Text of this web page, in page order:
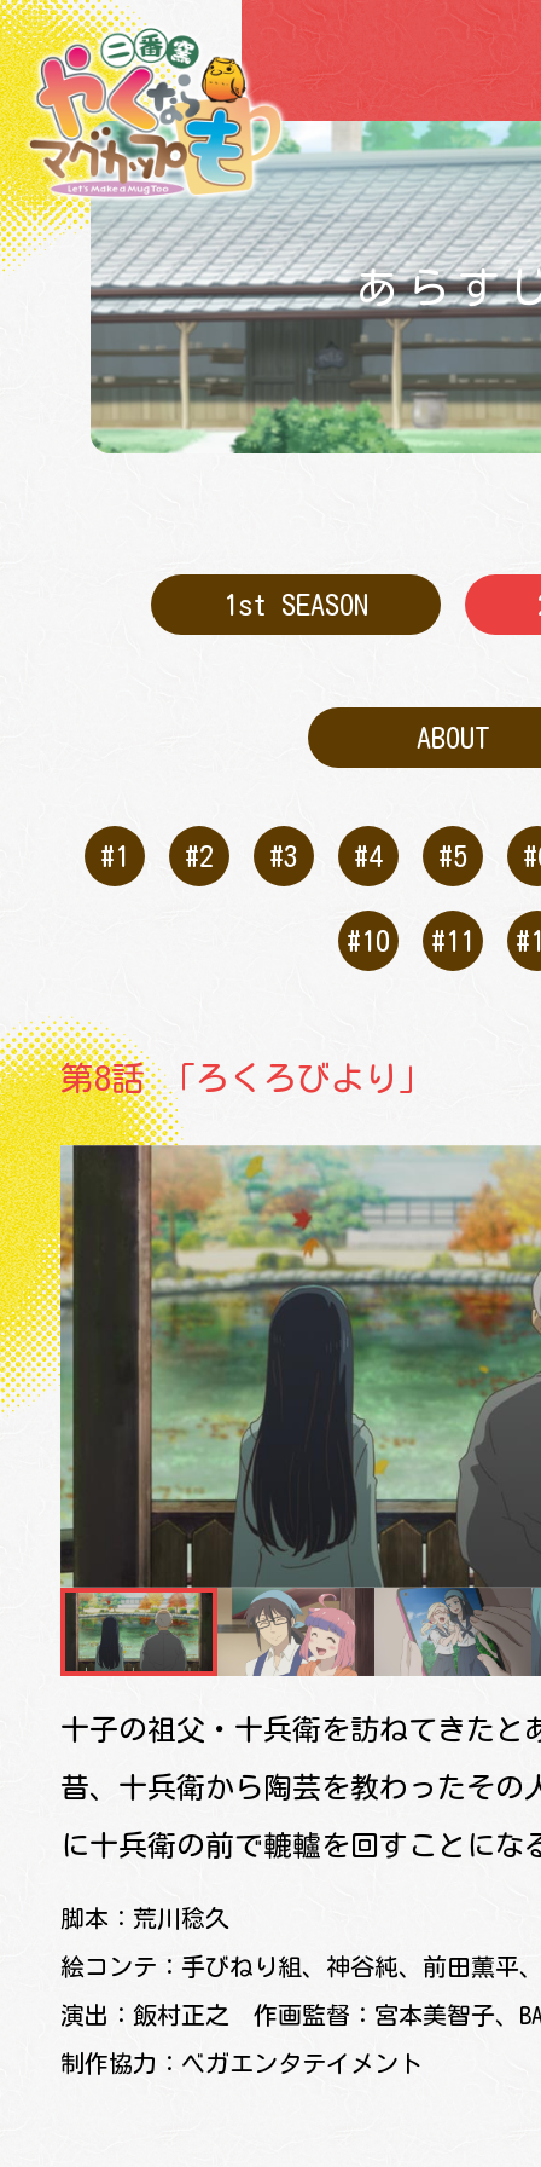
TV
ア
ニ
メ
＆
実
写
『や
く
NEWS
INTRODUCTION
CHARACTER
MOVIE
LIVE ACTION
MUSIC
GOODS
SPECIAL SUPPORT
COMICALIZE
あらす
1st SEASON
ABOUT
#1 #2 #3 #4 #5
#10 #11
第8話 「ろくろびより」
十子の祖父・十兵衛を訪ねてきたと
昔、十兵衛から陶芸を教わったその
に十兵衛の前で轆轤を回すことに
脚本：荒川稔久
絵コンテ：手びねり組、神谷純、前田薫平
演出：飯村正之
作画監督：宮本美智子、
制作協力：ベガエンタテイメント